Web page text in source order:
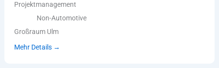
Projektmanagement
Non-Automotive
Großraum Ulm
Mehr Details